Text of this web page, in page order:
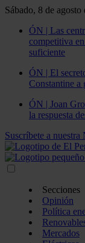
Sábado, 8 de agosto
ÓN | Las
competitiva
suficiente
ÓN | El
Constantine a
ÓN | Joan
la respuesta
Suscríbete a nuestra
Secciones
Opinión
Política
Mercados